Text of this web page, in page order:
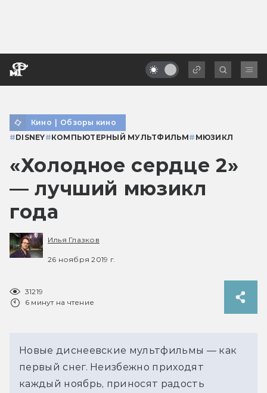
Кино | Обзоры кино
#DISNEY#КОМПЬЮТЕРНЫЙ МУЛЬТФИЛЬМ# МЮЗИКЛ
«Холодное сердце 2»
— лучший мюзикл
года
Илья Глазков
26 ноября 2019 г.
31219
6 минут на чтение
Новые диснеевские мультфильмы — как
первый снег. Неизбежно приходят
каждый ноябрь, приносят радость